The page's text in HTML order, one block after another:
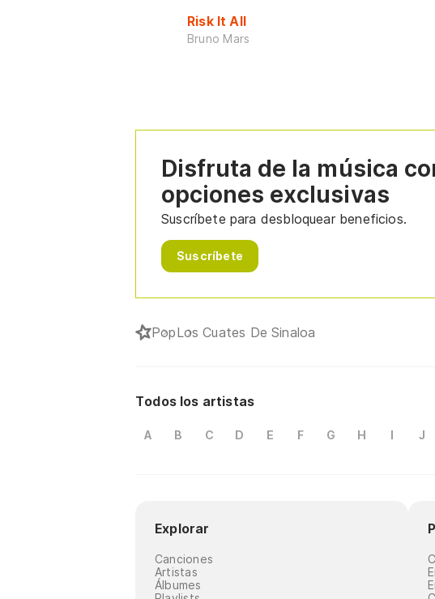
Risk It All
Bruno Mars
Disfruta de la música
opciones exclusivas
Suscríbete para desbloquear beneficios.
Suscríbete
PopLos Cuates De Sinaloa
Todos los artistas
A B C D E F G H I J
Explorar
Canciones
Artistas
Álbumes